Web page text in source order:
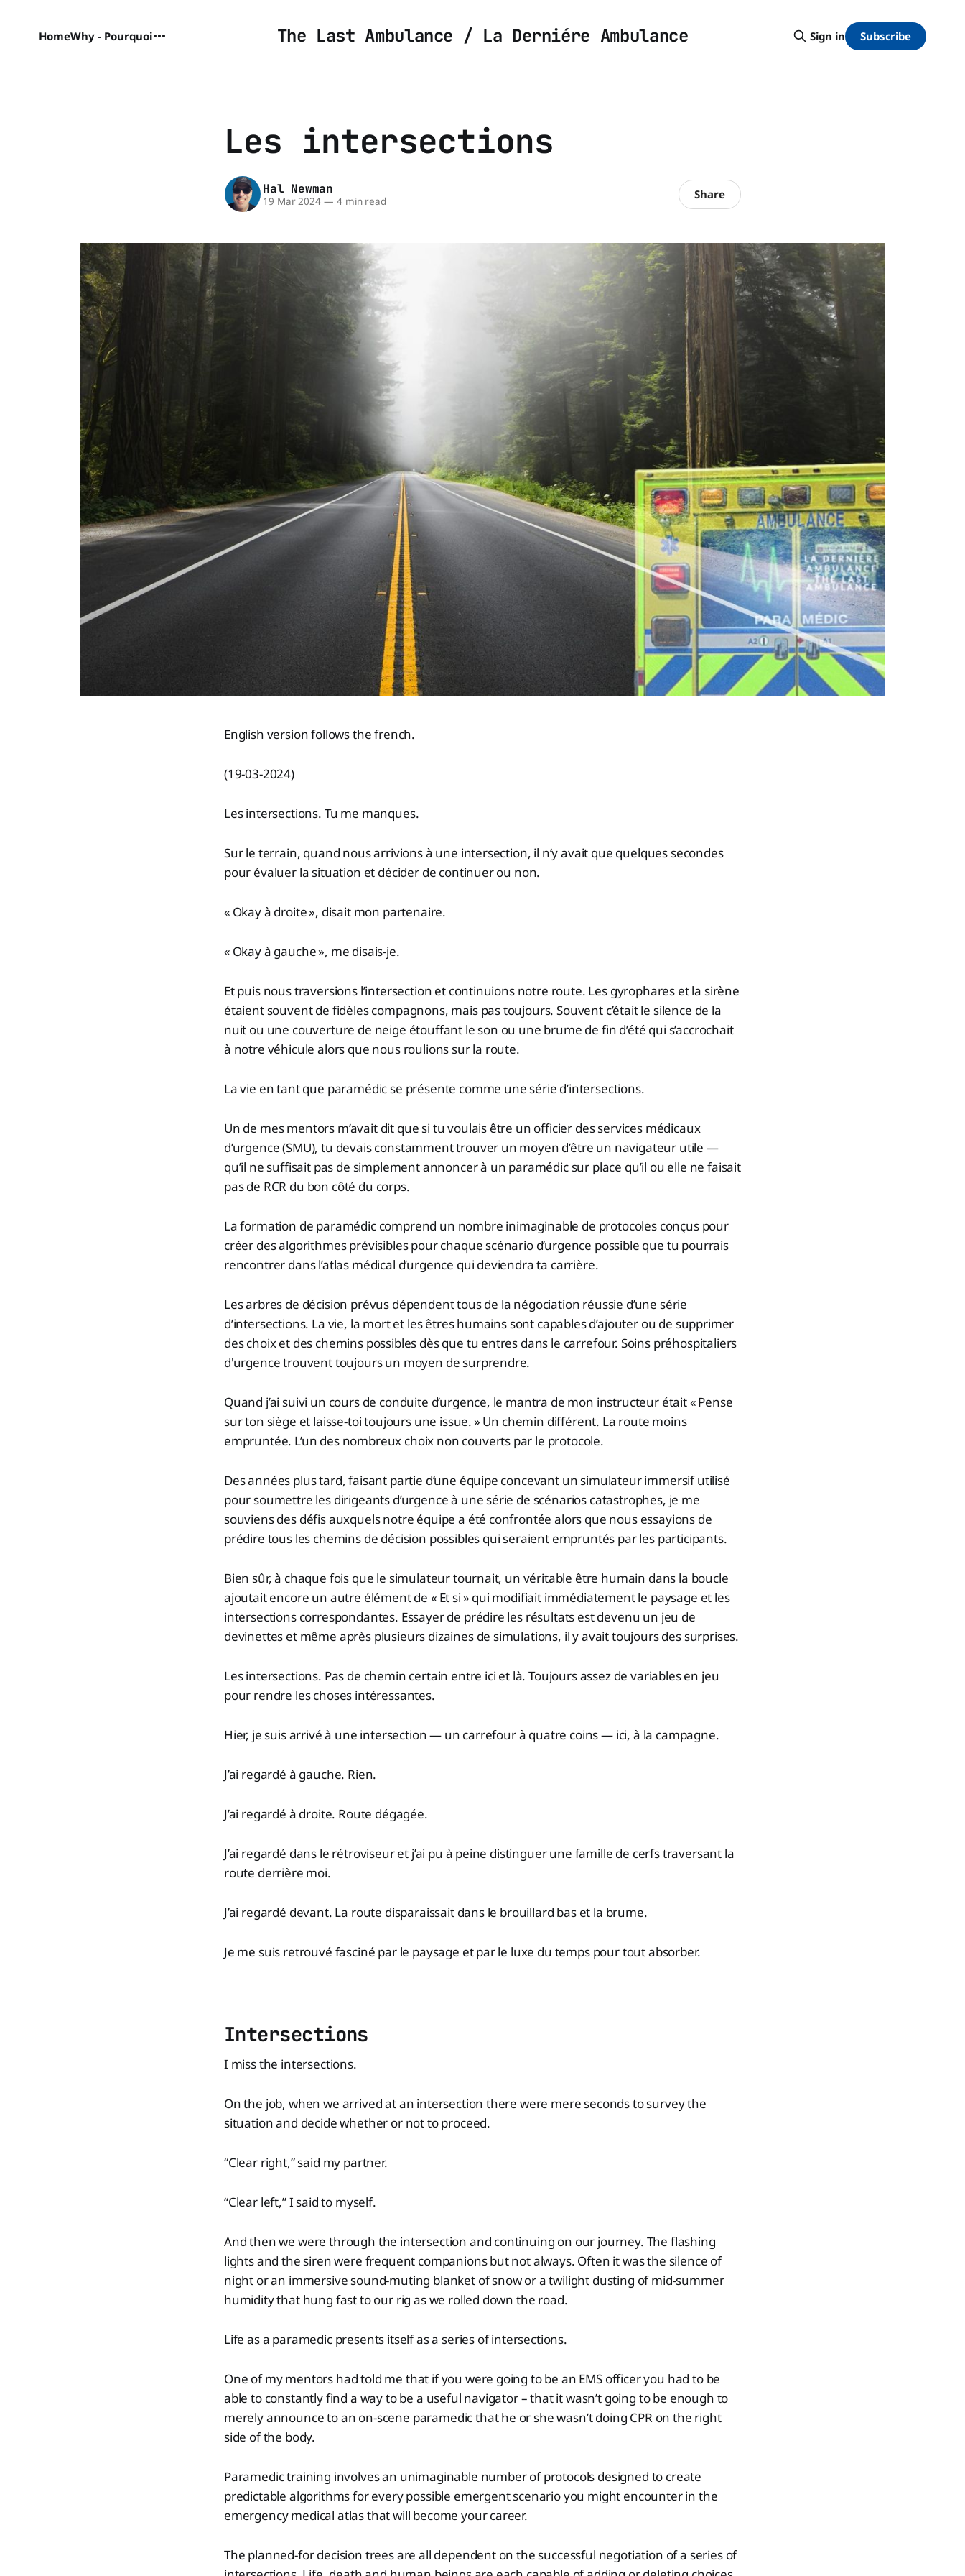
The Last Ambulance / La Derniére Ambulance
HomeWhy - Pourquoi Sign in Subscribe
Les intersections
Hal Newman
19 Mar 2024 — 4 min read Share
English version follows the french.
(19-03-2024)
Les intersections. Tu me manques.
Sur le terrain, quand nous arrivions à une intersection, il n’y avait que quelques secondes
pour évaluer la situation et décider de continuer ou non.
« Okay à droite », disait mon partenaire.
« Okay à gauche », me disais-je.
Et puis nous traversions l’intersection et continuions notre route. Les gyrophares et la sirène
étaient souvent de fidèles compagnons, mais pas toujours. Souvent c’était le silence de la
nuit ou une couverture de neige étouffant le son ou une brume de fin d’été qui s’accrochait
à notre véhicule alors que nous roulions sur la route.
La vie en tant que paramédic se présente comme une série d’intersections.
Un de mes mentors m’avait dit que si tu voulais être un officier des services médicaux
d’urgence (SMU), tu devais constamment trouver un moyen d’être un navigateur utile —
qu’il ne suffisait pas de simplement annoncer à un paramédic sur place qu’il ou elle ne faisait
pas de RCR du bon côté du corps.
La formation de paramédic comprend un nombre inimaginable de protocoles conçus pour
créer des algorithmes prévisibles pour chaque scénario d’urgence possible que tu pourrais
rencontrer dans l’atlas médical d’urgence qui deviendra ta carrière.
Les arbres de décision prévus dépendent tous de la négociation réussie d’une série
d’intersections. La vie, la mort et les êtres humains sont capables d’ajouter ou de supprimer
des choix et des chemins possibles dès que tu entres dans le carrefour. Soins préhospitaliers
d'urgence trouvent toujours un moyen de surprendre.
Quand j’ai suivi un cours de conduite d’urgence, le mantra de mon instructeur était « Pense
sur ton siège et laisse-toi toujours une issue. » Un chemin différent. La route moins
empruntée. L’un des nombreux choix non couverts par le protocole.
Des années plus tard, faisant partie d’une équipe concevant un simulateur immersif utilisé
pour soumettre les dirigeants d’urgence à une série de scénarios catastrophes, je me
souviens des défis auxquels notre équipe a été confrontée alors que nous essayions de
prédire tous les chemins de décision possibles qui seraient empruntés par les participants.
Bien sûr, à chaque fois que le simulateur tournait, un véritable être humain dans la boucle
ajoutait encore un autre élément de « Et si » qui modifiait immédiatement le paysage et les
intersections correspondantes. Essayer de prédire les résultats est devenu un jeu de
devinettes et même après plusieurs dizaines de simulations, il y avait toujours des surprises.
Les intersections. Pas de chemin certain entre ici et là. Toujours assez de variables en jeu
pour rendre les choses intéressantes.
Hier, je suis arrivé à une intersection — un carrefour à quatre coins — ici, à la campagne.
J’ai regardé à gauche. Rien.
J’ai regardé à droite. Route dégagée.
J’ai regardé dans le rétroviseur et j’ai pu à peine distinguer une famille de cerfs traversant la
route derrière moi.
J’ai regardé devant. La route disparaissait dans le brouillard bas et la brume.
Je me suis retrouvé fasciné par le paysage et par le luxe du temps pour tout absorber.
Intersections
I miss the intersections.
On the job, when we arrived at an intersection there were mere seconds to survey the
situation and decide whether or not to proceed.
“Clear right,” said my partner.
“Clear left,” I said to myself.
And then we were through the intersection and continuing on our journey. The flashing
lights and the siren were frequent companions but not always. Often it was the silence of
night or an immersive sound-muting blanket of snow or a twilight dusting of mid-summer
humidity that hung fast to our rig as we rolled down the road.
Life as a paramedic presents itself as a series of intersections.
One of my mentors had told me that if you were going to be an EMS officer you had to be
able to constantly find a way to be a useful navigator – that it wasn’t going to be enough to
merely announce to an on-scene paramedic that he or she wasn’t doing CPR on the right
side of the body.
Paramedic training involves an unimaginable number of protocols designed to create
predictable algorithms for every possible emergent scenario you might encounter in the
emergency medical atlas that will become your career.
The planned-for decision trees are all dependent on the successful negotiation of a series of